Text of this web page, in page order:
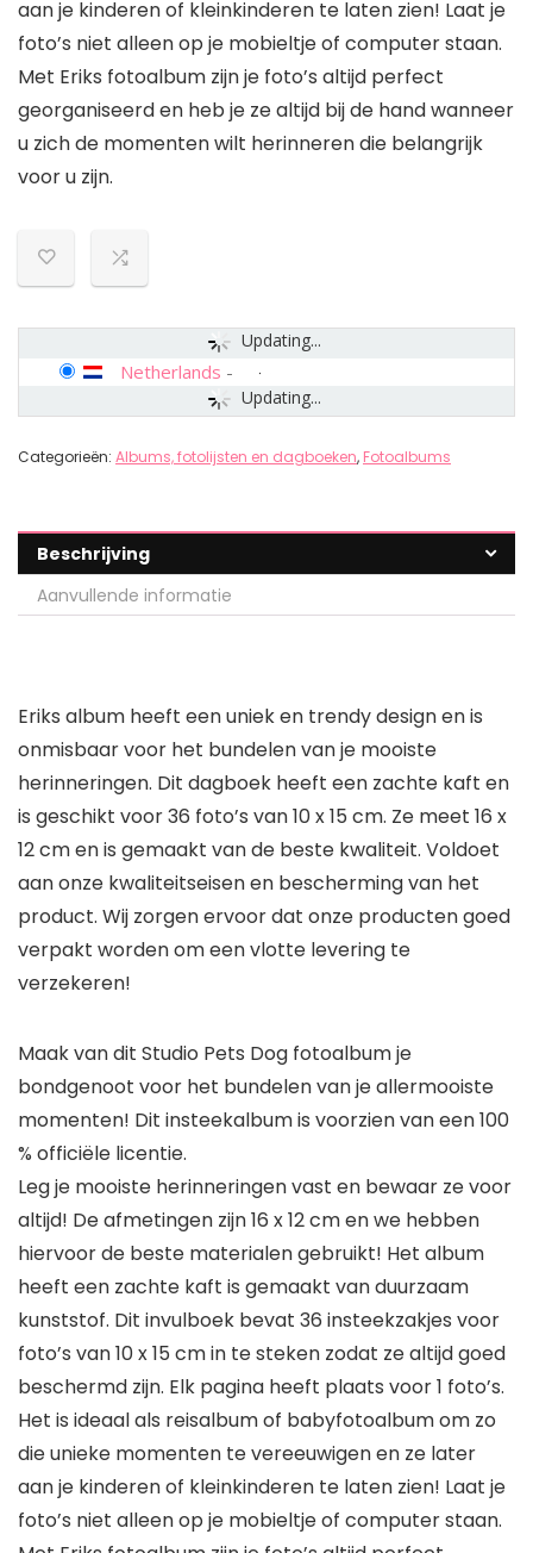
aan je kinderen of kleinkinderen te laten zien! Laat je
foto’s niet alleen op je mobieltje of computer staan.
Met Eriks fotoalbum zijn je foto’s altijd perfect
georganiseerd en heb je ze altijd bij de hand wanneer
u zich de momenten wilt herinneren die belangrijk
voor u zijn.
Updating...
Updating...
Netherlands -
Categorieën: Albums, fotolijsten en dagboeken, Fotoalbums
Beschrijving
Aanvullende informatie
Eriks album heeft een uniek en trendy design en is
onmisbaar voor het bundelen van je mooiste
herinneringen. Dit dagboek heeft een zachte kaft en
is geschikt voor 36 foto’s van 10 x 15 cm. Ze meet 16 x
12 cm en is gemaakt van de beste kwaliteit. Voldoet
aan onze kwaliteitseisen en bescherming van het
product. Wij zorgen ervoor dat onze producten goed
verpakt worden om een vlotte levering te
verzekeren!
Maak van dit Studio Pets Dog fotoalbum je
bondgenoot voor het bundelen van je allermooiste
momenten! Dit insteekalbum is voorzien van een 100
% officiële licentie.
Leg je mooiste herinneringen vast en bewaar ze voor
altijd! De afmetingen zijn 16 x 12 cm en we hebben
hiervoor de beste materialen gebruikt! Het album
heeft een zachte kaft is gemaakt van duurzaam
kunststof. Dit invulboek bevat 36 insteekzakjes voor
foto’s van 10 x 15 cm in te steken zodat ze altijd goed
beschermd zijn. Elk pagina heeft plaats voor 1 foto’s.
Het is ideaal als reisalbum of babyfotoalbum om zo
die unieke momenten te vereeuwigen en ze later
aan je kinderen of kleinkinderen te laten zien! Laat je
foto’s niet alleen op je mobieltje of computer staan.